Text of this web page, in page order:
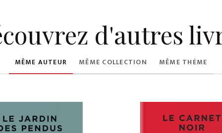
d'autres
MÊME AUTEUR MÊME COLLECTION MÊME THÈME